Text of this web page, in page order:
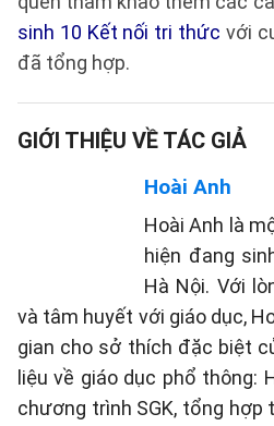
sinh 10 Kết nối tri thức với
đã tổng hợp.
GIỚI THIỆU VỀ TÁC GIẢ
Hoài Anh
Hoài Anh là
hiện đang
Hà Nội. Với
và tâm huyết với giáo dục,
gian cho sở thích đặc biệt
liệu về giáo dục phổ thông:
chương trình SGK, tổng hợp